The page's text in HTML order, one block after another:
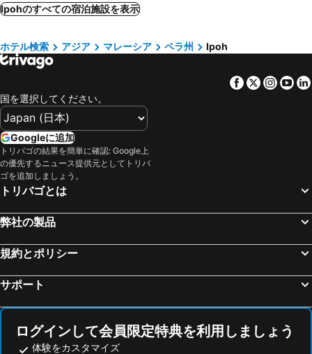
リッツ ガーデン ホテル イポー
ル メトロテル
New Caspian Hotel
Reno Hotel Ipoh
The Horizon - Ipoh
Olive Bedz Hotel
TUI BLUE The Haven Ipoh
1 Day Car Hotel Station 18
ジョージタウン, ペナン 宿泊施設 -
Bayan Lepas, ペナン 宿泊施設 - Tanjung Tokong, ペナン 宿泊施設 -
Butterworth, ペナン 宿泊施設 -
セパン, スランゴール州 宿泊施設 -
コタキナバル, サバ州 宿泊施設 -
ムラカ- マラッカ, マラッカ 宿泊施設 -
Tangga Batu, マラッカ 宿泊施設 -
Ipohのすべての宿泊施設を表示
ホテル検索 アジア マレーシア ペラ州 Ipoh
Facebook
Twitter
国を選択してください。
Googleに追加
トリバゴの結果を簡単に確認: Google上
の優先するニュース提供元としてトリバ
ゴを追加しましょう。
トリバゴとは
弊社の製品
規約とポリシー
サポート
ログインして会員限定特典を利用しましょう
体験をカスタマイズ